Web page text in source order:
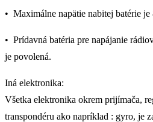
• Maximálne napätie nabitej batérie
• Prídavná batéria pre napájanie
je povolená.
Iná elektronika:
Všetka elektronika okrem prijímača,
transpondéru ako napríklad : gyro, je